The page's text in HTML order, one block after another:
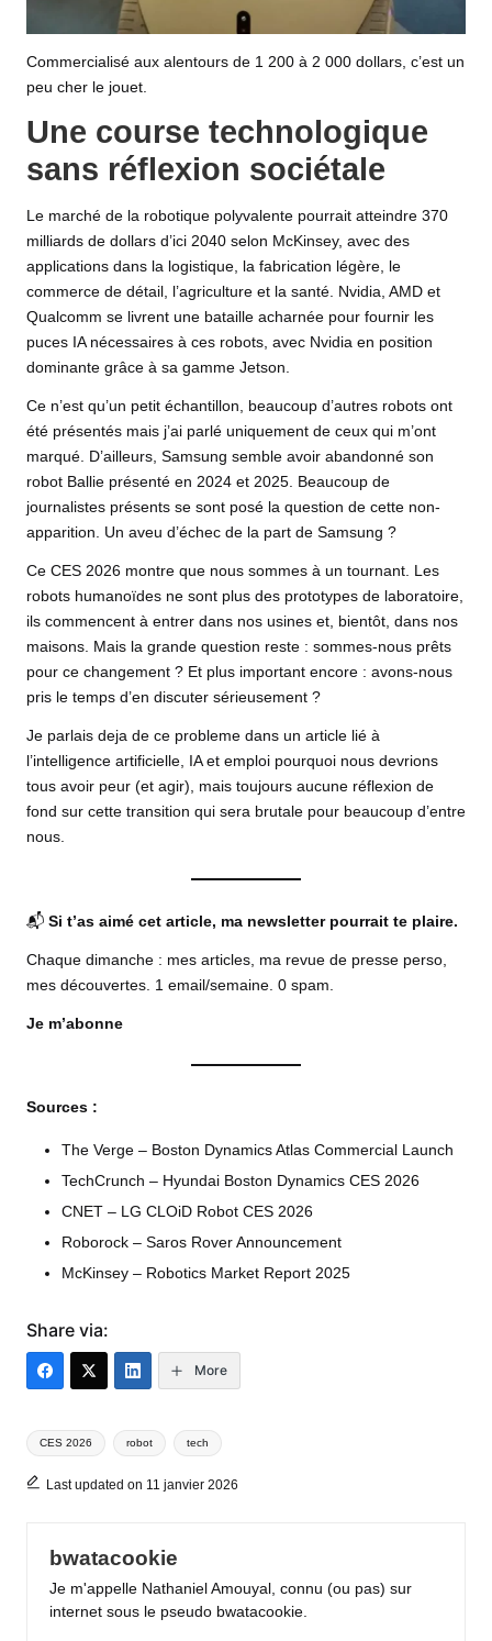
Commercialisé aux alentours de 1 200 à 2 000 dollars, c’est un
peu cher le jouet.
Une course technologique
sans réflexion sociétale
Le marché de la robotique polyvalente pourrait atteindre 370
milliards de dollars d’ici 2040 selon McKinsey, avec des
applications dans la logistique, la fabrication légère, le
commerce de détail, l’agriculture et la santé. Nvidia, AMD et
Qualcomm se livrent une bataille acharnée pour fournir les
puces IA nécessaires à ces robots, avec Nvidia en position
dominante grâce à sa gamme Jetson.
Ce n’est qu’un petit échantillon, beaucoup d’autres robots ont
été présentés mais j’ai parlé uniquement de ceux qui m’ont
marqué. D’ailleurs, Samsung semble avoir abandonné son
robot Ballie présenté en 2024 et 2025. Beaucoup de
journalistes présents se sont posé la question de cette non-
apparition. Un aveu d’échec de la part de Samsung ?
Ce CES 2026 montre que nous sommes à un tournant. Les
robots humanoïdes ne sont plus des prototypes de laboratoire,
ils commencent à entrer dans nos usines et, bientôt, dans nos
maisons. Mais la grande question reste : sommes-nous prêts
pour ce changement ? Et plus important encore : avons-nous
pris le temps d’en discuter sérieusement ?
Je parlais deja de ce probleme dans un article lié à
l’intelligence artificielle, IA et emploi pourquoi nous devrions
tous avoir peur (et agir), mais toujours aucune réflexion de
fond sur cette transition qui sera brutale pour beaucoup d’entre
nous.
📬 Si t’as aimé cet article, ma newsletter pourrait te plaire.
Chaque dimanche : mes articles, ma revue de presse perso,
mes découvertes. 1 email/semaine. 0 spam.
Je m’abonne
Sources :
The Verge – Boston Dynamics Atlas Commercial Launch
TechCrunch – Hyundai Boston Dynamics CES 2026
CNET – LG CLOiD Robot CES 2026
Roborock – Saros Rover Announcement
McKinsey – Robotics Market Report 2025
Share via:
More
Tags:
CES 2026 robot tech
Last updated on 11 janvier 2026
bwatacookie
Je m'appelle Nathaniel Amouyal, connu (ou pas) sur
internet sous le pseudo bwatacookie.